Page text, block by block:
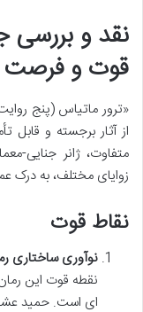
نقد و بررسی
قوت و فرصت
«ترور ماتیاس (پنج
از آثار برجسته و قابل
متفاوت، ژانر جنایی-
زوایای مختلف، به
نقاط قوت
نوآوری ساختاری
نقطه قوت این
ای است. حمید